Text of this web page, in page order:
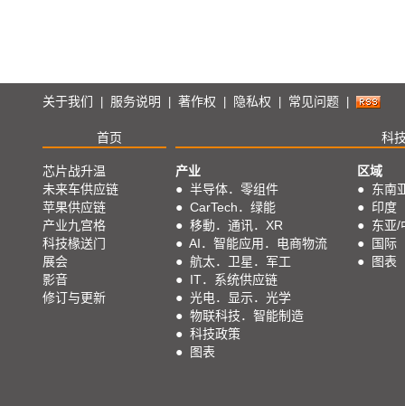
关于我们 服务说明 著作权 隐私权 常见问题
首页 科
芯片战升温
未来车供应链
苹果供应链
产业九宫格
科技椽送门
展会
影音
修订与更新
产业
● 半导体．零组件
● CarTech．绿能
● 移動．通讯．XR
● AI．智能应用．电商物流
● 航太．卫星．军工
● IT．系统供应链
● 光电．显示．光学
● 物联科技．智能制造
● 科技政策
●
图表
区域
● 东南
● 印度
● 东亚/
●
国际
●
图表